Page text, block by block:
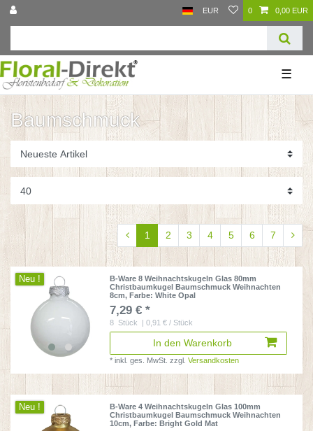
EUR 0 0,00 EUR
☰
Baumschmuck
1 2 3 4 5 6 7
Neu !
B-Ware 8 Weihnachtskugeln Glas 80mm
Christbaumkugel Baumschmuck Weihnachten
8cm, Farbe: White Opal
7,29 € *
8 Stück | 0,91 € / Stück
In den Warenkorb
*inkl. ges. MwSt. zzgl.Versandkosten
Neu !
B-Ware 4 Weihnachtskugeln Glas 100mm
Christbaumkugel Baumschmuck Weihnachten
10cm, Farbe: Bright Gold Mat